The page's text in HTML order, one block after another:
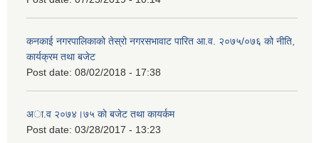
कनकाई नगरपालिकाको तेस्रो नगरसभावाट पारित आ.व. २०७५/०७६ को नीति,
कार्यक्रम तथा बजेट
Post date: 08/02/2018 - 17:38
अा.व २०७४।७५ काे बजेट तथा कायर्कम
Post date: 03/28/2017 - 13:23